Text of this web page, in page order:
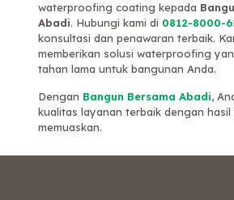
waterproofing coating kepada
Abadi. Hubungi kami di 0812-8000-
konsultasi dan penawaran terbaik.
memberikan solusi waterproofing
tahan lama untuk bangunan Anda.
Dengan Bangun Bersama Abadi,
kualitas layanan terbaik dengan hasil
memuaskan.